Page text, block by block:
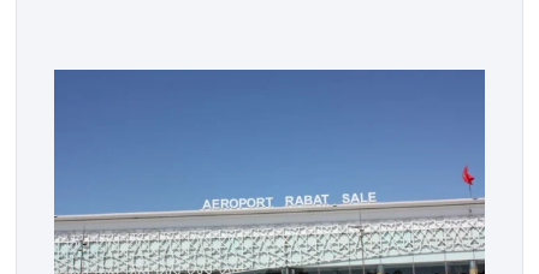
بنسبة 1 في المائة إلى 4285,69 دولارا للأوقية، مسجلا أعلى